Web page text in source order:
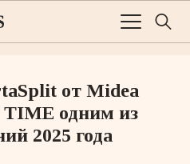
от Midea
одним из
2025 года